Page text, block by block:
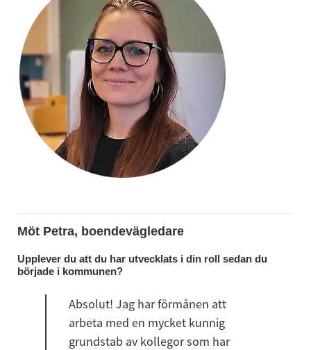
Möt Petra, boendevägledare
Upplever du att du har utvecklats i din roll sedan du
började i kommunen?
Absolut! Jag har förmånen att
arbeta med en mycket kunnig
grundstab av kollegor som har